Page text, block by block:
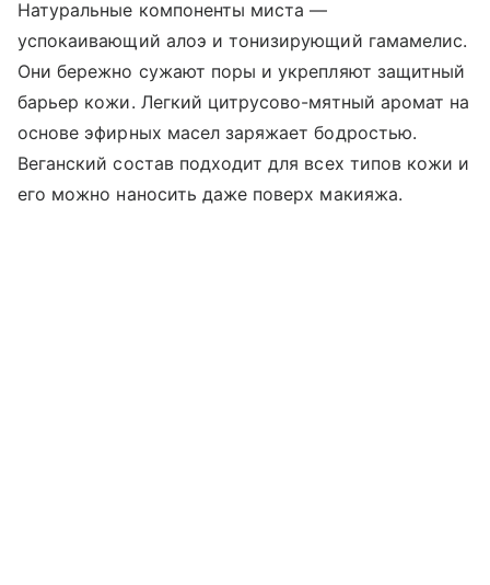
Натуральные компоненты миста —
успокаивающий алоэ и тонизирующий гамамелис.
Они бережно сужают поры и укрепляют защитный
барьер кожи. Легкий цитрусово-мятный аромат на
основе эфирных масел заряжает бодростью.
Веганский состав подходит для всех типов кожи и
его можно наносить даже поверх макияжа.